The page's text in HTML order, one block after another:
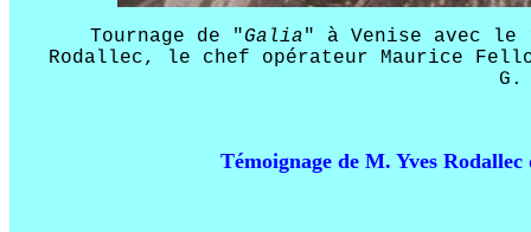
Tournage de "Galia" à Venise avec le
Rodallec, le chef opérateur Maurice
G.
Témoignage de M. Yves